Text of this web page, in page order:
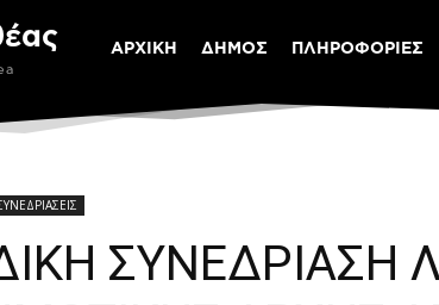
ΑΡΧΙΚΗ ΔΗΜΟΣ ΠΛΗΡΟΦΟΡΙΕΣ
ΣΥΝΕΔΡΙΑΣΗ